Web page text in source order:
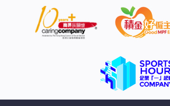
學務處寫了一堆單子，我不知道犯人
失望，不想上學」，又質疑校方在事後
想要再給他一次機會嗎？希望這件事
眼」、「受不了甚至是尿欸，這真的不
男生看起來都很正常，結果私下都是惡
相關討論帖文之後疑似被刪除，而事件